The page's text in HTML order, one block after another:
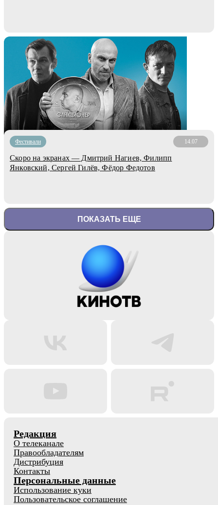
Фестивали 14.07
Скоро на экранах — Дмитрий Нагиев, Филипп
Янковский, Сергей Гилёв, Фёдор Федотов
ПОКАЗАТЬ ЕЩЕ
Редакция
О телеканале
Правообладателям
Дистрибуция
Контакты
Персональные данные
Использование куки
Пользовательское соглашение